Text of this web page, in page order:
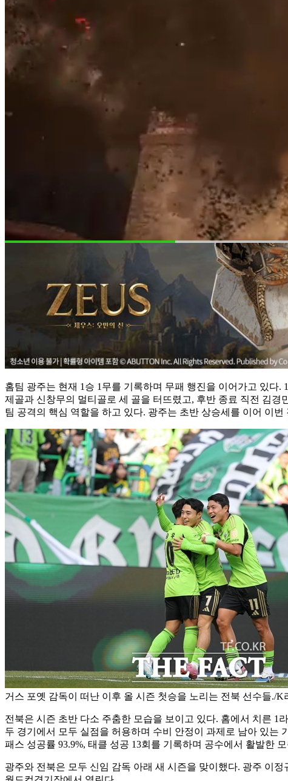
홈팀 광주는 현재 1승 1무를 기록하며 무패 행진을 이어가고 있다
제골과 신창무의 멀티골로 세 골을 터뜨렸고, 후반 종료 직전 김
팀 공격의 핵심 역할을 하고 있다. 광주는 초반 상승세를 이어 이
거스 포옛 감독이 떠난 이후 올 시즌 첫승을 노리는 전북 선수들./K
전북은 시즌 초반 다소 주춤한 모습을 보이고 있다. 홈에서 치른 1
두 경기에서 모두 실점을 허용하며 수비 안정이 과제로 남아 있는
패스 성공률 93.9%, 태클 성공 13회를 기록하며 공수에서 활발한
광주와 전북은 모두 신임 감독 아래 새 시즌을 맞이했다. 광주 이